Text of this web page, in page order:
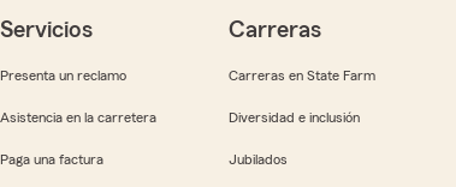
Servicios
Presenta un reclamo
Asistencia en la carretera
Paga una factura
Carreras
Carreras en State Farm
Diversidad e inclusión
Jubilados